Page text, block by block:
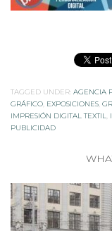
TAGGED UNDER: AGENCIA
GRÁFICO EXPOSICIONES
IMPRESIÓN DIGITAL TEXTIL
PUBLICIDAD